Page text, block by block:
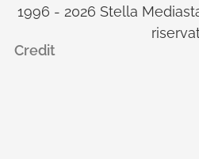
1996 - 2026 Stella
Credit